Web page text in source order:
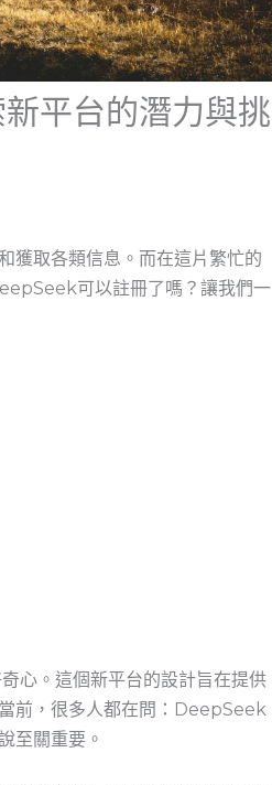
平台的潛力與挑
獲取各類信息。而在這片繁忙的
可以註冊了嗎？讓我們一
心。這個新平台的設計旨在提供
前，很多人都在問：DeepSeek
至關重要。